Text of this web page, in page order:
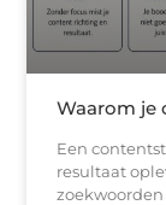
Waarom je
Een
resultaat